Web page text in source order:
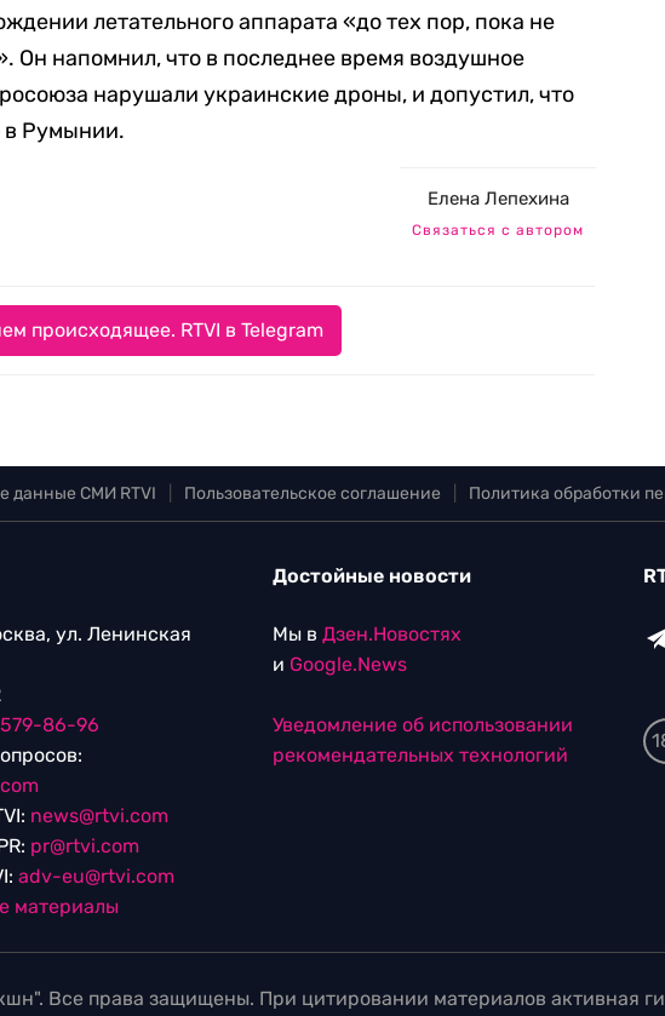
летательного аппарата «до тех пор, пока не
Он напомнил, что в последнее время воздушное
нарушали украинские дроны, и допустил, что
в Румынии.
Елена Лепехина
Связаться с автором
происходящее. RTVI в Telegram
данные СМИ RTVI Пользовательское соглашение Политика обработки
ул. Ленинская
579-86-96
news@rtvi.com
pr@rtvi.com
adv-eu@rtvi.com
материалы
Достойные новости
Мы в Дзен.Новостях
и Google.News
Уведомление об использовании
рекомендательных технологий
Все права защищены. При цитировании материалов активная